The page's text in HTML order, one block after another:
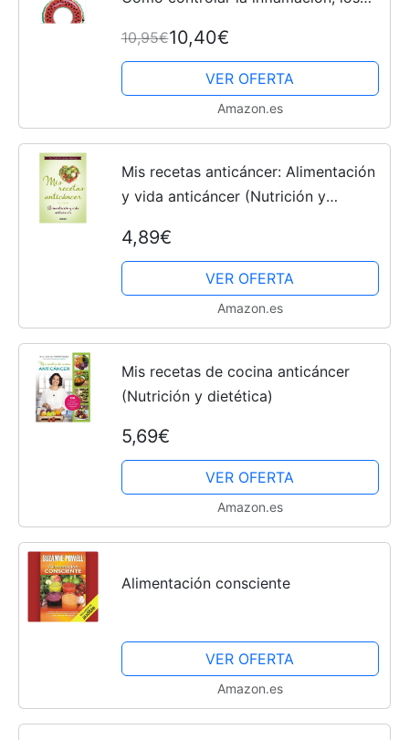
Mejor)
10,95€10,40€
VER OFERTA
Amazon.es
Mis recetas anticáncer: Alimentación
y vida anticáncer (Nutrición y
4,89€
VER OFERTA
Amazon.es
Mis recetas de cocina anticáncer
(Nutrición y dietética)
5,69€
VER OFERTA
Amazon.es
Alimentación consciente
VER OFERTA
Amazon.es